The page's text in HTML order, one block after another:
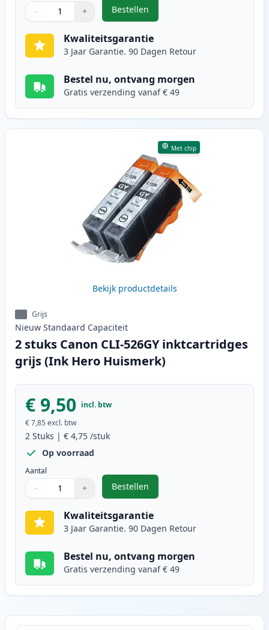
Gebruik de knoppen om aan te passen
− +
1
Bestellen
,2 stuks Canon CLI-526Y
Kwaliteitsgarantie
3 Jaar Garantie. 90 Dagen Retour
Bestel nu, ontvang morgen
Gratis verzending vanaf € 49
Met chip
Bekijk productdetails
Grijs
Nieuw Standaard Capaciteit
2 stuks Canon CLI-526GY inktcartridges
grijs (Ink Hero Huismerk)
€ 9,50 incl. btw
€ 7,85 excl. btw
2 Stuks | € 4,75 /stuk
Op voorraad
Aantal
Gebruik de knoppen om aan te passen
− +
1
Bestellen
,2 stuks Canon CLI-526GY
Kwaliteitsgarantie
3 Jaar Garantie. 90 Dagen Retour
Bestel nu, ontvang morgen
Gratis verzending vanaf € 49